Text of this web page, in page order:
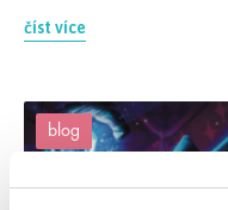
číst více
blog